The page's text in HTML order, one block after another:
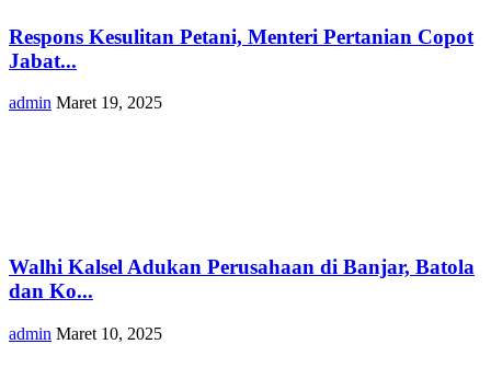
Respons Kesulitan Petani, Menteri Pertanian Copot
Jabat...
admin Maret 19, 2025
Walhi Kalsel Adukan Perusahaan di Banjar, Batola
dan Ko...
admin Maret 10, 2025